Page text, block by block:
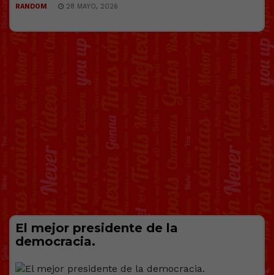
RANDOM 28 MAYO, 2026
El mejor presidente de la
democracia.